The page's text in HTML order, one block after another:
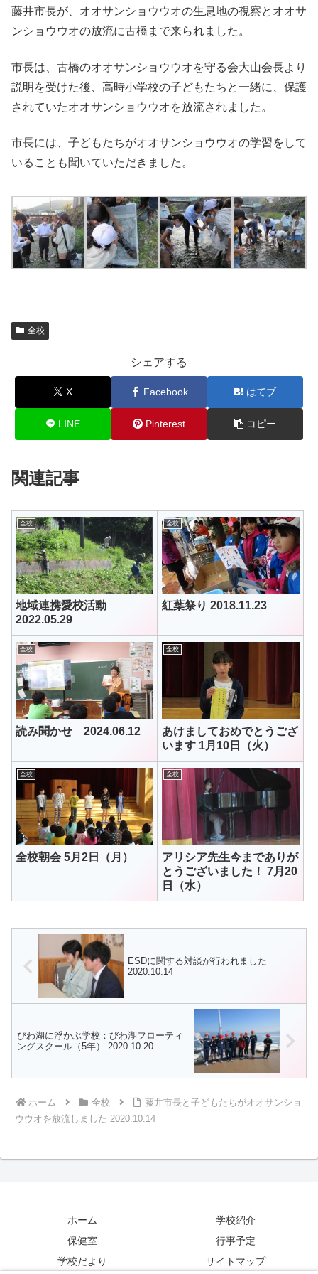
藤井市長が、オオサンショウウオの生息地の視察とオオサ
ンショウウオの放流に古橋まで来られました。
市長は、古橋のオオサンショウウオを守る会大山会長より
説明を受けた後、高時小学校の子どもたちと一緒に、保護
されていたオオサンショウウオを放流されました。
市長には、子どもたちがオオサンショウウオの学習をして
いることも聞いていただきました。
全校
シェアする
X Facebook はてブ
LINE Pinterest コピー
関連記事
全校
地域連携愛校活動
2022.05.29
全校
紅葉祭り 2018.11.23
全校
読み聞かせ 2024.06.12
全校
あけましておめでとうござ
います 1月10日（火）
全校
全校朝会 5月2日（月）
全校
アリシア先生今までありが
とうございました！ 7月20
日（水）
ESDに関する対談が行われました
2020.10.14
びわ湖に浮かぶ学校：びわ湖フローティ
ングスクール（5年） 2020.10.20
ホーム 全校
藤井市長と子どもたちがオオサンショ
ウウオを放流しました 2020.10.14
ホーム
学校紹介
保健室
行事予定
学校だより
サイトマップ